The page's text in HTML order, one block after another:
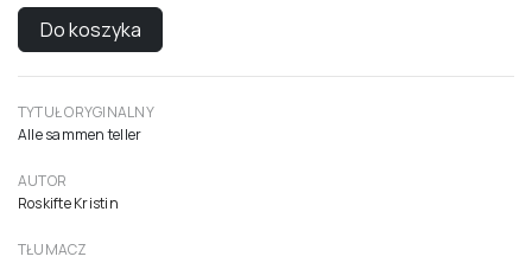
Do koszyka
TYTUŁ ORYGINALNY
Alle sammen teller
AUTOR
Roskifte Kristin
TŁUMACZ